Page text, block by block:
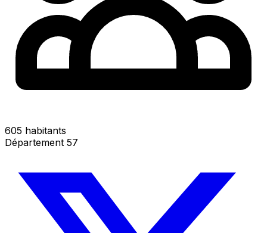
605 habitants
Département 57